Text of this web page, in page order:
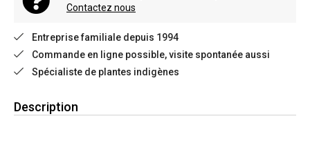
Contactez nous
Entreprise familiale depuis 1994
Commande en ligne possible, visite spontanée aussi
Spécialiste de plantes indigènes
Description